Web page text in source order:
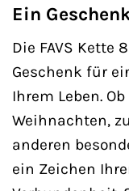
Ein
Die FAVS Kette
Geschenk für
Ihrem Leben.
Weihnachten,
anderen
ein Zeichen